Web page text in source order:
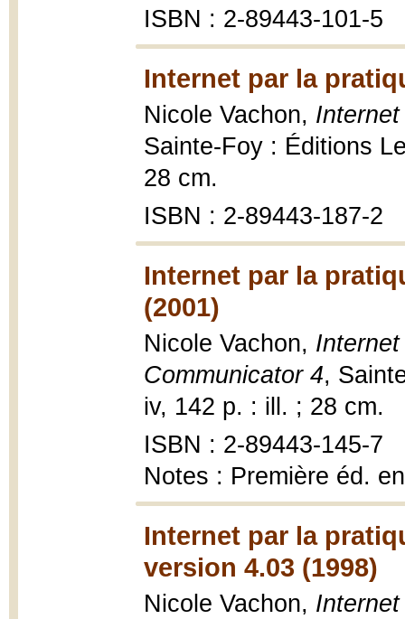
ISBN : 2-89443-101-5
Internet par la
Nicole Vachon,
Sainte-Foy : Éditions
28 cm.
ISBN : 2-89443-187-2
Internet par la
(2001)
Nicole Vachon,
Communicator 4,
iv, 142 p. : ill. ; 28 cm.
ISBN : 2-89443-145-7
Notes : Première éd.
Internet par la
version 4.03 (1998)
Nicole Vachon,